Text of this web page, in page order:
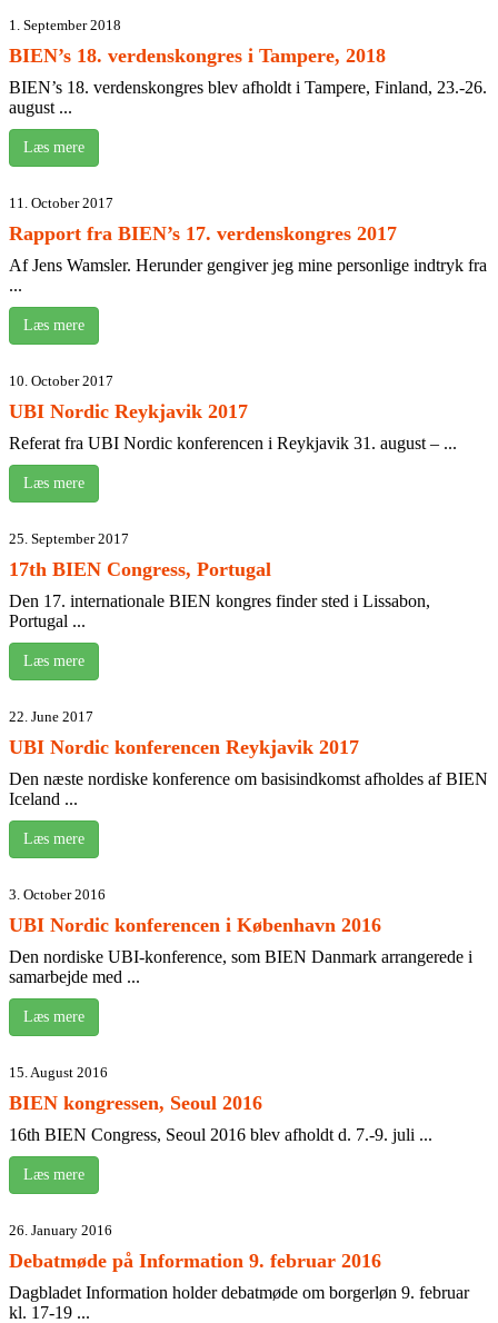
1. September 2018
BIEN’s 18. verdenskongres i Tampere, 2018
BIEN’s 18. verdenskongres blev afholdt i Tampere, Finland, 23.-26.
august ...
Læs mere
11. October 2017
Rapport fra BIEN’s 17. verdenskongres 2017
Af Jens Wamsler. Herunder gengiver jeg mine personlige indtryk fra
...
Læs mere
10. October 2017
UBI Nordic Reykjavik 2017
Referat fra UBI Nordic konferencen i Reykjavik 31. august – ...
Læs mere
25. September 2017
17th BIEN Congress, Portugal
Den 17. internationale BIEN kongres finder sted i Lissabon,
Portugal ...
Læs mere
22. June 2017
UBI Nordic konferencen Reykjavik 2017
Den næste nordiske konference om basisindkomst afholdes af BIEN
Iceland ...
Læs mere
3. October 2016
UBI Nordic konferencen i København 2016
Den nordiske UBI-konference, som BIEN Danmark arrangerede i
samarbejde med ...
Læs mere
15. August 2016
BIEN kongressen, Seoul 2016
16th BIEN Congress, Seoul 2016 blev afholdt d. 7.-9. juli ...
Læs mere
26. January 2016
Debatmøde på Information 9. februar 2016
Dagbladet Information holder debatmøde om borgerløn 9. februar
kl. 17-19 ...